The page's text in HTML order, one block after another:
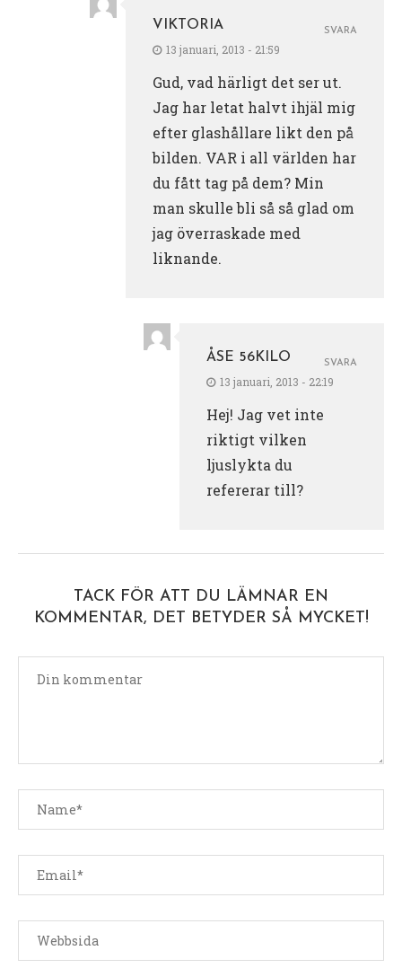
VIKTORIA
13 januari, 2013 - 21:59
Gud, vad härligt det ser ut.
Jag har letat halvt ihjäl mig
efter glashållare likt den på
bilden. VAR i all världen har
du fått tag på dem? Min
man skulle bli så så glad om
jag överraskade med
liknande.
SVARA
ÅSE 56KILO
13 januari, 2013 - 22:19
Hej! Jag vet inte
riktigt vilken
ljuslykta du
refererar till?
SVARA
TACK FÖR ATT DU LÄMNAR EN
KOMMENTAR, DET BETYDER SÅ MYCKET!